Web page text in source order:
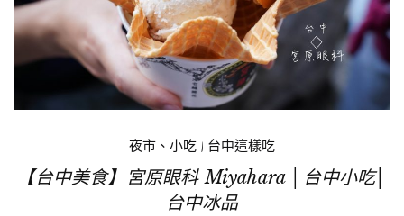
夜市、小吃 | 台中這樣吃
【台中美食】宮原眼科 Miyahara │台中小吃│
台中冰品